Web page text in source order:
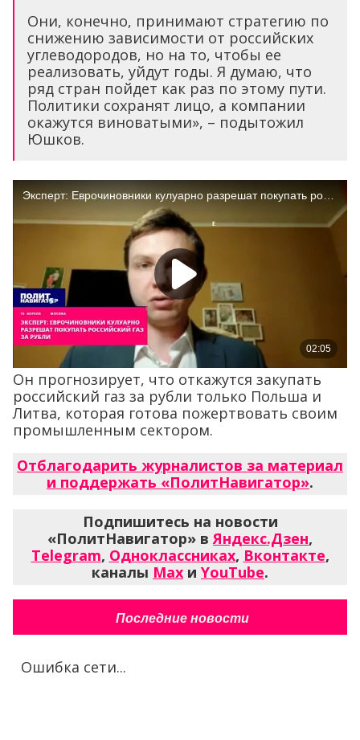
Они, конечно, принимают стратегию по
снижению зависимости от российских
углеводородов, но на то, чтобы ее
реализовать, уйдут годы. Я думаю, что
ряд стран пойдет как раз по этому пути.
Политики сохранят лицо, а компании
окажутся виноватыми», – подытожил
Юшков.
Он прогнозирует, что откажутся закупать
российский газ за рубли только Польша и
Литва, которая готова пожертвовать своим
промышленным сектором.
Отблагодарить журналистов за материал
и поддержать «ПолитНавигатор».
Подпишитесь на новости
«ПолитНавигатор» вЯндекс.Дзен,
Telegram, Одноклассниках, Вконтакте,
каналы Max и YouTube.
Последние новости
Ошибка сети...